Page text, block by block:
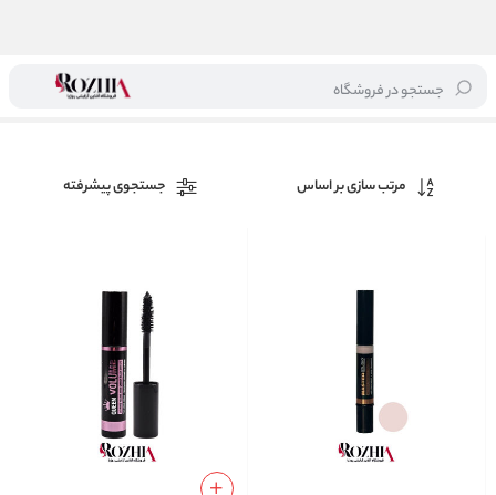
جستجو در فروشگاهخانه/ برند ها/ بل
مرتب سازی بر اساس جستجوی پیشرفته